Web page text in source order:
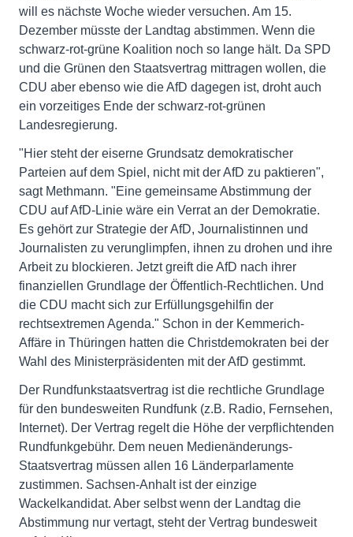
will es nächste Woche wieder versuchen. Am 15.
Dezember müsste der Landtag abstimmen. Wenn die
schwarz-rot-grüne Koalition noch so lange hält. Da SPD
und die Grünen den Staatsvertrag mittragen wollen, die
CDU aber ebenso wie die AfD dagegen ist, droht auch
ein vorzeitiges Ende der schwarz-rot-grünen
Landesregierung.
"Hier steht der eiserne Grundsatz demokratischer
Parteien auf dem Spiel, nicht mit der AfD zu paktieren",
sagt Methmann. "Eine gemeinsame Abstimmung der
CDU auf AfD-Linie wäre ein Verrat an der Demokratie.
Es gehört zur Strategie der AfD, Journalistinnen und
Journalisten zu verunglimpfen, ihnen zu drohen und ihre
Arbeit zu blockieren. Jetzt greift die AfD nach ihrer
finanziellen Grundlage der Öffentlich-Rechtlichen. Und
die CDU macht sich zur Erfüllungsgehilfin der
rechtsextremen Agenda." Schon in der Kemmerich-
Affäre in Thüringen hatten die Christdemokraten bei der
Wahl des Ministerpräsidenten mit der AfD gestimmt.
Der Rundfunkstaatsvertrag ist die rechtliche Grundlage
für den bundesweiten Rundfunk (z.B. Radio, Fernsehen,
Internet). Der Vertrag regelt die Höhe der verpflichtenden
Rundfunkgebühr. Dem neuen Medienänderungs-
Staatsvertrag müssen allen 16 Länderparlamente
zustimmen. Sachsen-Anhalt ist der einzige
Wackelkandidat. Aber selbst wenn der Landtag die
Abstimmung nur vertagt, steht der Vertrag bundesweit